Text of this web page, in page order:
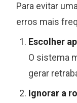
Para evitar
erros mais
Escolher
O sistema
gerar
Ignorar a